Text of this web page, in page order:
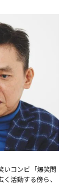
いコンビ「爆笑問
活動する傍ら、